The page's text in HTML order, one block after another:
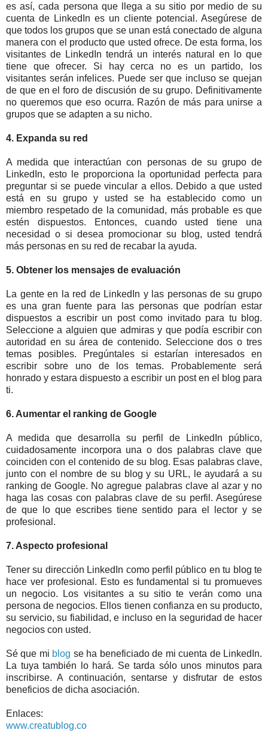
es así, cada persona que llega a su sitio por medio de su
cuenta de LinkedIn es un cliente potencial. Asegúrese de
que todos los grupos que se unan está conectado de alguna
manera con el producto que usted ofrece. De esta forma, los
visitantes de LinkedIn tendrá un interés natural en lo que
tiene que ofrecer. Si hay cerca no es un partido, los
visitantes serán infelices. Puede ser que incluso se quejan
de que en el foro de discusión de su grupo. Definitivamente
no queremos que eso ocurra. Razón de más para unirse a
grupos que se adapten a su nicho.
4. Expanda su red
A medida que interactúan con personas de su grupo de
LinkedIn, esto le proporciona la oportunidad perfecta para
preguntar si se puede vincular a ellos. Debido a que usted
está en su grupo y usted se ha establecido como un
miembro respetado de la comunidad, más probable es que
estén dispuestos. Entonces, cuando usted tiene una
necesidad o si desea promocionar su blog, usted tendrá
más personas en su red de recabar la ayuda.
5. Obtener los mensajes de evaluación
La gente en la red de LinkedIn y las personas de su grupo
es una gran fuente para las personas que podrían estar
dispuestos a escribir un post como invitado para tu blog.
Seleccione a alguien que admiras y que podía escribir con
autoridad en su área de contenido. Seleccione dos o tres
temas posibles. Pregúntales si estarían interesados ​​en
escribir sobre uno de los temas. Probablemente será
honrado y estara dispuesto a escribir un post en el blog para
ti.
6. Aumentar el ranking de Google
A medida que desarrolla su perfil de LinkedIn público,
cuidadosamente incorpora una o dos palabras clave que
coinciden con el contenido de su blog. Esas palabras clave,
junto con el nombre de su blog y su URL, le ayudará a su
ranking de Google. No agregue palabras clave al azar y no
haga las cosas con palabras clave de su perfil. Asegúrese
de que lo que escribes tiene sentido para el lector y se
profesional.
7. Aspecto profesional
Tener su dirección LinkedIn como perfil público en tu blog te
hace ver profesional. Esto es fundamental si tu promueves
un negocio. Los visitantes a su sitio te verán como una
persona de negocios. Ellos tienen confianza en su producto,
su servicio, su fiabilidad, e incluso en la seguridad de hacer
negocios con usted.
Sé que mi blog se ha beneficiado de mi cuenta de LinkedIn.
La tuya también lo hará. Se tarda sólo unos minutos para
inscribirse. A continuación, sentarse y disfrutar de estos
beneficios de dicha asociación.
Enlaces:
www.creatublog.co